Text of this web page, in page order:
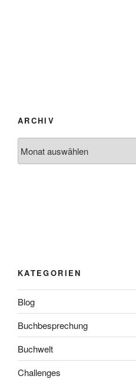
ARCHIV
KATEGORIEN
Blog
Buchbesprechung
Buchwelt
Challenges